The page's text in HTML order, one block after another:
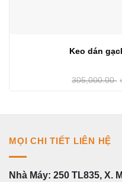
Keo dán
305,000.00
MỌI CHI TIẾT LIÊN HỆ
Nhà Máy: 250 TL835, X.